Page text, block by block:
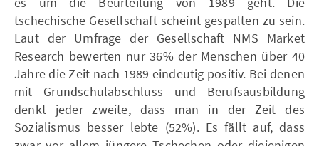
tschechische Gesellschaft scheint gespalten zu sein.
Laut der Umfrage der Gesellschaft NMS Market
Research bewerten nur 36% der Menschen über 40
Jahre die Zeit nach 1989 eindeutig positiv. Bei denen
mit Grundschulabschluss und Berufsausbildung
denkt jeder zweite, dass man in der Zeit des
Sozialismus besser lebte (52%). Es fällt auf, dass